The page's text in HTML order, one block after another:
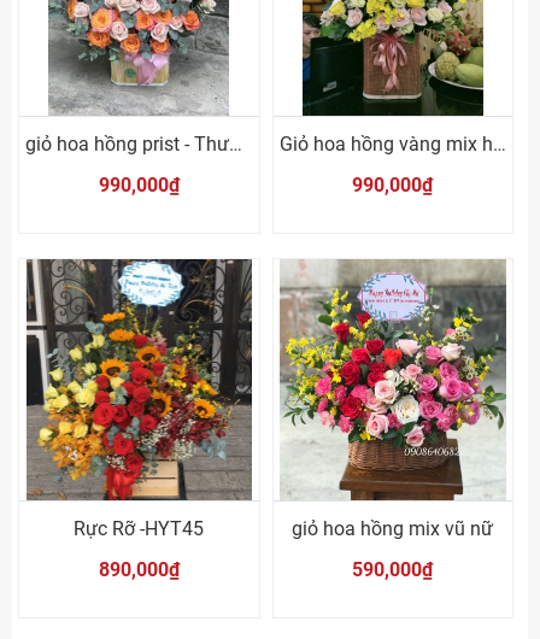
giỏ hoa hồng prist - Thương mình
990,000₫
Giỏ hoa hồng vàng mix hướng dương
990,000₫
Rực Rỡ -HYT45
890,000₫
giỏ hoa hồng mix vũ nữ
590,000₫